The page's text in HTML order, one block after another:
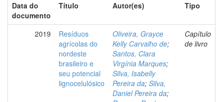
Data do
documento
Título Autor(es) Tipo
2019
Resíduos
agrícolas do
nordeste
brasileiro e
seu potencial
lignocelulósico
Oliveira, Grayce
Kelly Carvalho de;
Santos, Clara
Virgínia Marques;
Silva, Isabelly
Pereira da; Silva,
Daniel Pereira da;
Capítulo
de livro